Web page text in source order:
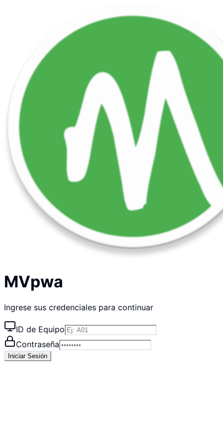
MVpwa
Ingrese sus credenciales para continuar
ID de Equipo
Contraseña
Iniciar Sesión